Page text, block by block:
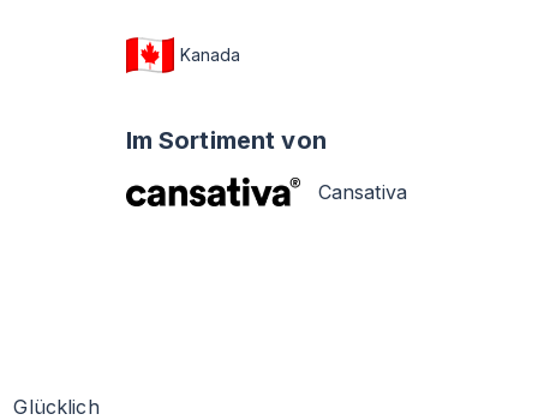
Kanada
Im Sortiment von
Cansativa
Glücklich